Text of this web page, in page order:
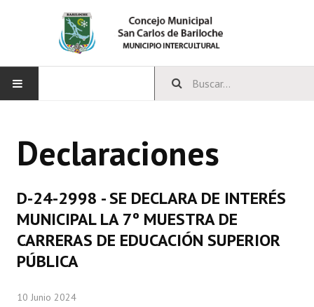
CONCEJO
Integrantes del Concejo
Comisiones Permanentes
Comisiones Especiales
Concejales Mandato Cumplido
Declaraciones
D-24-2998 - SE DECLARA DE INTERÉS
MUNICIPAL LA 7º MUESTRA DE
CARRERAS DE EDUCACIÓN SUPERIOR
PÚBLICA
10 Junio 2024